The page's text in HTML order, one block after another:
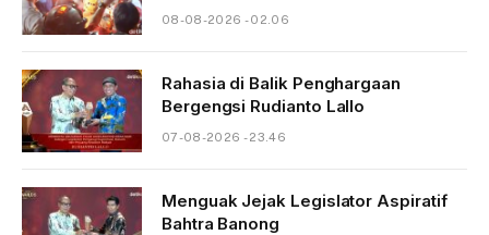
08-08-2026 - 02.06
Rahasia di Balik Penghargaan
Bergengsi Rudianto Lallo
07-08-2026 - 23.46
Menguak Jejak Legislator Aspiratif
Bahtra Banong